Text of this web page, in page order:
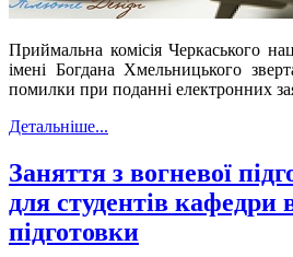
Приймальна комісія Черкаського
імені Богдана Хмельницького
помилки при поданні електронних
Детальніше...
Заняття з вогневої
для студентів кафедри
підготовки